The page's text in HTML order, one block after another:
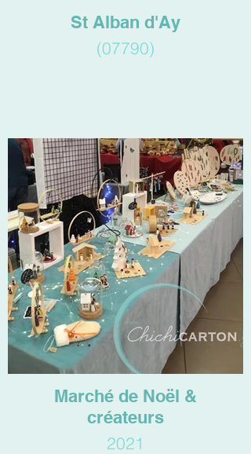
St Alban d'Ay
(07790)
Marché de Noël &
créateurs
2021